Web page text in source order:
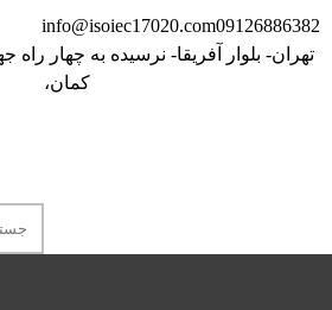
09126886382
info@isoiec17020.com
تهران- بلوار آفریقا- نرسیده به چهار راه
کمان،